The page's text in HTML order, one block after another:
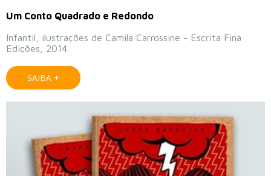
Um Conto Quadrado e Redondo
Infantil, ilustrações de Camila Carrossine - Escrita Fina
Edições, 2014.
SAIBA +